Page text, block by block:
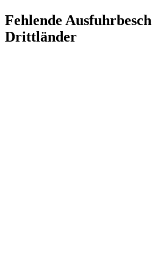
Zum
Inhalt
springen
Fehlende
Drittländer